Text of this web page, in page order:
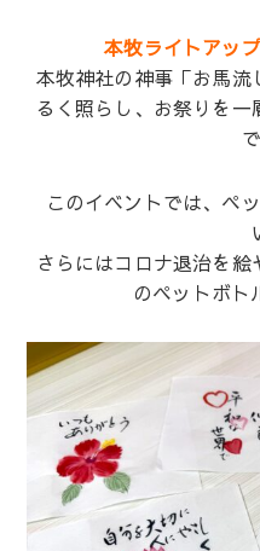
本牧ライトアッ
本牧神社の神事「お馬
るく照らし、お祭りを一
このイベントでは、ペ
さらにはコロナ退治を
のペットボト